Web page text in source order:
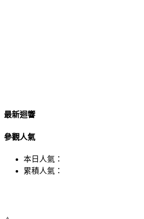
最新迴響
參觀人氣
本日人氣：
累積人氣：